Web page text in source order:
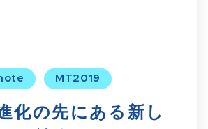
MT2019
化の先にある新し